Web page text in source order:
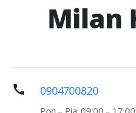
Milan
0904700820